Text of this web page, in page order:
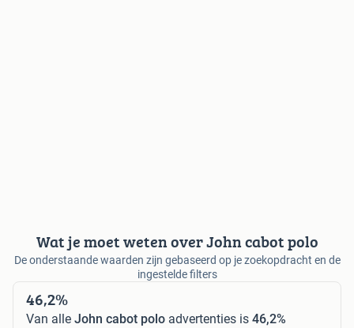
Wat je moet weten over John cabot polo
De onderstaande waarden zijn gebaseerd op je zoekopdracht en de
ingestelde filters
46,2%
Van alle John cabot polo advertenties is 46,2%